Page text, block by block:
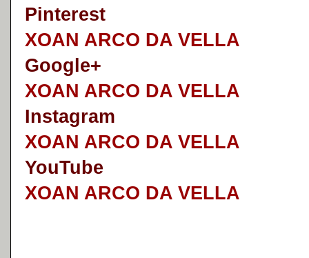
Pinterest
XOAN ARCO DA VELLA
Google+
XOAN ARCO DA VELLA
Instagram
XOAN ARCO DA VELLA
YouTube
XOAN ARCO DA VELLA